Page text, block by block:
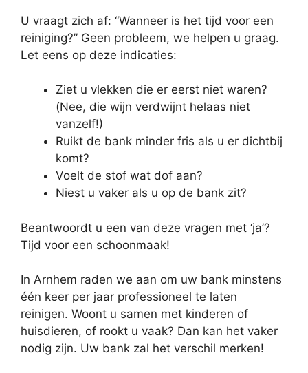
U vraagt zich af: “Wanneer is het tijd voor een
reiniging?” Geen probleem, we helpen u graag.
Let eens op deze indicaties:
Ziet u vlekken die er eerst niet waren?
(Nee, die wijn verdwijnt helaas niet
vanzelf!)
Ruikt de bank minder fris als u er dichtbij
komt?
Voelt de stof wat dof aan?
Niest u vaker als u op de bank zit?
Beantwoordt u een van deze vragen met ‘ja’?
Tijd voor een schoonmaak!
In Arnhem raden we aan om uw bank minstens
één keer per jaar professioneel te laten
reinigen. Woont u samen met kinderen of
huisdieren, of rookt u vaak? Dan kan het vaker
nodig zijn. Uw bank zal het verschil merken!